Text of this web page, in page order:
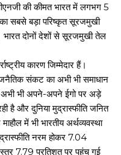
की कीमत भारत में लगभग 5
सबसे बड़ा परिष्कृत सूरजमुखी
दोनों देशों से सूरजमुखी तेल
कारण जिम्मेदार हैं।
संकट का अभी भी समाधान
भी अपने-अपने ईगो पर अड़े
है और दुनिया मुद्रास्फीति जनित
में भी भारतीय अर्थव्यवस्था
नरम होकर 7.04
7.79 प्रतिशत पर पहुंच गई